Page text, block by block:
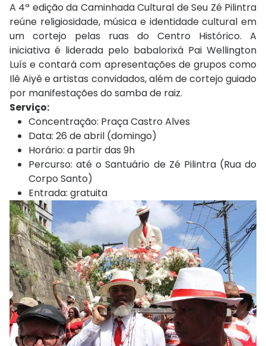
A 4ª edição da Caminhada Cultural de Seu Zé Pilintra
reúne religiosidade, música e identidade cultural em
um cortejo pelas ruas do Centro Histórico. A
iniciativa é liderada pelo babalorixá Pai Wellington
Luís e contará com apresentações de grupos como
Ilê Aiyê e artistas convidados, além de cortejo guiado
por manifestações do samba de raiz.
Serviço:
Concentração: Praça Castro Alves
Data: 26 de abril (domingo)
Horário: a partir das 9h
Percurso: até o Santuário de Zé Pilintra (Rua do
Corpo Santo)
Entrada: gratuita